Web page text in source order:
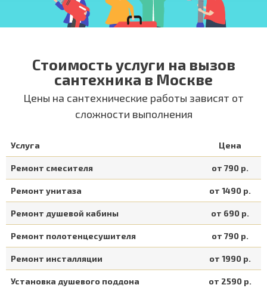
Стоимость услуги на вызов
сантехника в Москве
Цены на сантехнические работы зависят от
сложности выполнения
Услуга Цена
Ремонт смесителя от 790 р.
Ремонт унитаза от 1490 р.
Ремонт душевой кабины от 690 р.
Ремонт полотенцесушителя от 790 р.
Ремонт инсталляции от 1990 р.
Установка душевого поддона от 2590 р.